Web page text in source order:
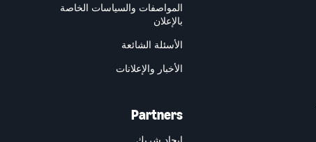
المواصفات والسياسات الخاصة
بالإعلان
الأسئلة الشائعة
الأخبار والإعلانات
Partners
إيجاد شريك